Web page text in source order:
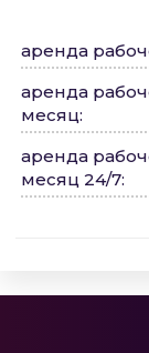
аренда
аренда
месяц:
аренда
месяц 24/7: